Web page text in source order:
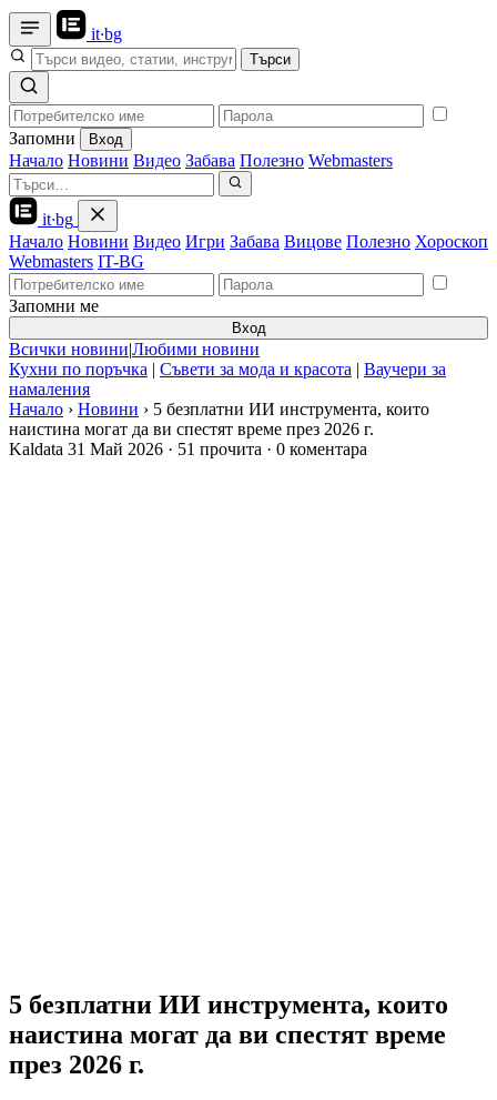
it·bg
Търси
Запомни Вход
Начало Новини Видео Забава Полезно Webmasters
it·bg
Начало Новини Видео Игри Забава Вицове Полезно Хороскоп
Webmasters IT-BG
Запомни ме
Вход
Всички новини|Любими новини
Кухни по поръчка | Съвети за мода и красота | Ваучери за
намаления
Начало › Новини › 5 безплатни ИИ инструмента, които
наистина могат да ви спестят време през 2026 г.
Kaldata 31 Май 2026 · 51 прочита · 0 коментара
5 безплатни ИИ инструмента, които
наистина могат да ви спестят време
през 2026 г.